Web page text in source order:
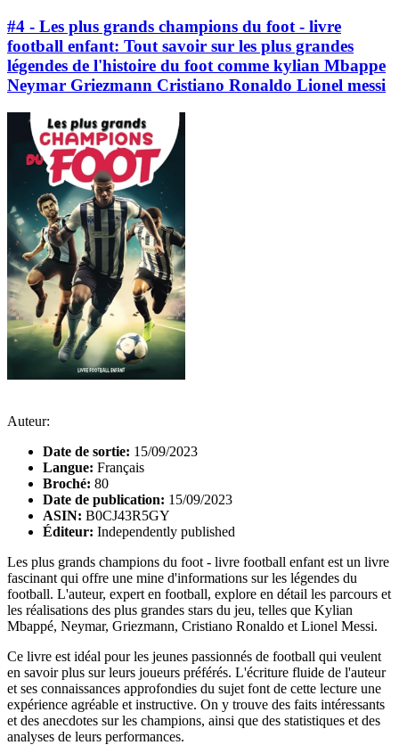
#4 - Les plus grands champions du foot - livre
football enfant: Tout savoir sur les plus grandes
légendes de l'histoire du foot comme kylian Mbappe
Neymar Griezmann Cristiano Ronaldo Lionel messi
Auteur:
Date de sortie: 15/09/2023
Langue: Français
Broché: 80
Date de publication: 15/09/2023
ASIN: B0CJ43R5GY
Éditeur: Independently published
Les plus grands champions du foot - livre football enfant est un livre
fascinant qui offre une mine d'informations sur les légendes du
football. L'auteur, expert en football, explore en détail les parcours et
les réalisations des plus grandes stars du jeu, telles que Kylian
Mbappé, Neymar, Griezmann, Cristiano Ronaldo et Lionel Messi.
Ce livre est idéal pour les jeunes passionnés de football qui veulent
en savoir plus sur leurs joueurs préférés. L'écriture fluide de l'auteur
et ses connaissances approfondies du sujet font de cette lecture une
expérience agréable et instructive. On y trouve des faits intéressants
et des anecdotes sur les champions, ainsi que des statistiques et des
analyses de leurs performances.